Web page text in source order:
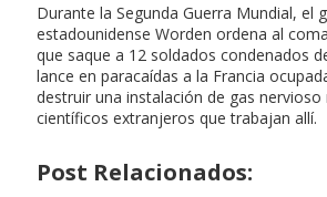
Durante la Segunda Guerra Mundial, el
estadounidense Worden ordena al
que saque a 12 soldados condenados
lance en paracaídas a la Francia
destruir una instalación de gas nervioso
científicos extranjeros que trabajan allí.
Post Relacionados: